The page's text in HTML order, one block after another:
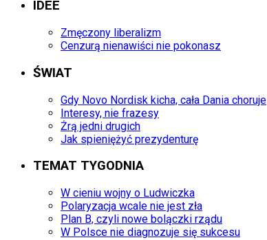
IDEE
Zmęczony liberalizm
Cenzurą nienawiści nie pokonasz
ŚWIAT
Gdy Novo Nordisk kicha, cała Dania choruje
Interesy, nie frazesy
Żrą jedni drugich
Jak spieniężyć prezydenturę
TEMAT TYGODNIA
W cieniu wojny o Ludwiczka
Polaryzacja wcale nie jest zła
Plan B, czyli nowe bolączki rządu
W Polsce nie diagnozuje się sukcesu